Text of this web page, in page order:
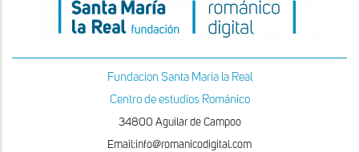
Fundacion Santa Maria la Real
Centro de estudios Románico
34800 Aguilar de Campoo
Email:info@romanicodigital.com